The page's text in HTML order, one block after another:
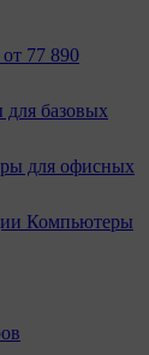
77 890
базовых
для офисных
Компьютеры